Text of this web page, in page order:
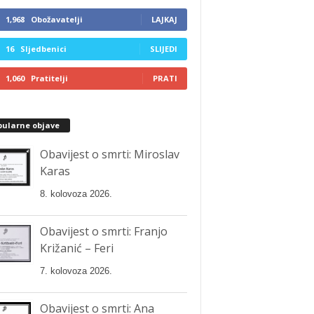
1,968 Obožavatelji LAJKAJ
16 Sljedbenici SLIJEDI
1,060 Pratitelji PRATI
objave
Obavijest o smrti: Miroslav
Karas
8. kolovoza 2026.
Obavijest o smrti: Franjo
Križanić – Feri
7. kolovoza 2026.
Obavijest o smrti: Ana